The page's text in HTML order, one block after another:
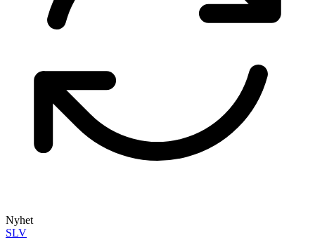
Nyhet
SLV